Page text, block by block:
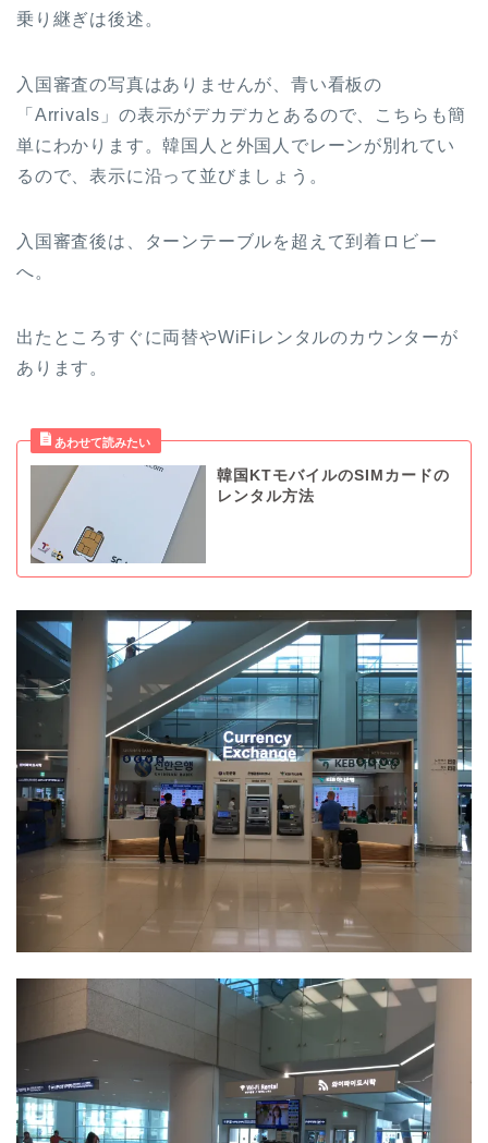
乗り継ぎは後述。
入国審査の写真はありませんが、青い看板の
「Arrivals」の表示がデカデカとあるので、こちらも簡
単にわかります。韓国人と外国人でレーンが別れてい
るので、表示に沿って並びましょう。
入国審査後は、ターンテーブルを超えて到着ロビー
へ。
出たところすぐに両替やWiFiレンタルのカウンターが
あります。
韓国KTモバイルのSIMカードの
レンタル方法